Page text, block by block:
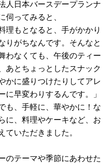
人日本バースデープランナ
ってみると、
理もとなると、手がかかり
がちなんです。そんなと
わなくても、午後のティー
あとちょっとしたスナック
かに盛りつけたりしてアレ
に早変わりするんです。」
も、手軽に、華やかに！な
に、料理やケーキなど、お
ていただきました。
のテーマや季節にあわせた